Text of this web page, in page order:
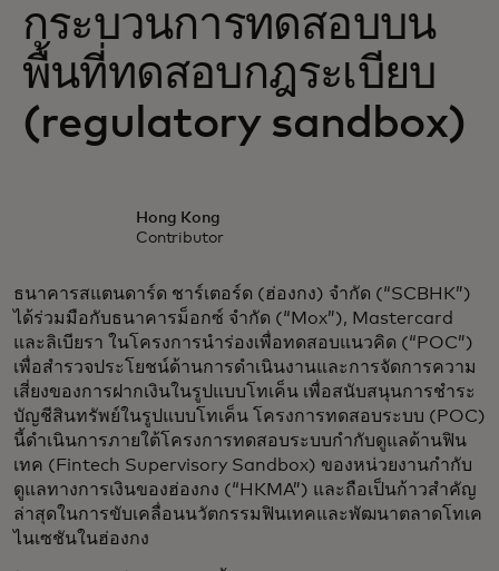
กระบวนการทดสอบบน
พื้นที่ทดสอบกฎระเบียบ
(regulatory sandbox)
Hong Kong
Contributor
ธนาคารสแตนดาร์ด ชาร์เตอร์ด (ฮ่องกง) จำกัด (“SCBHK”)
ได้ร่วมมือกับธนาคารม็อกซ์ จำกัด (“Mox”), Mastercard
และลิเบียรา ในโครงการนำร่องเพื่อทดสอบแนวคิด (“POC”)
เพื่อสำรวจประโยชน์ด้านการดำเนินงานและการจัดการความ
เสี่ยงของการฝากเงินในรูปแบบโทเค็น เพื่อสนับสนุนการชำระ
บัญชีสินทรัพย์ในรูปแบบโทเค็น โครงการทดสอบระบบ (POC)
นี้ดำเนินการภายใต้โครงการทดสอบระบบกำกับดูแลด้านฟิน
เทค (Fintech Supervisory Sandbox) ของหน่วยงานกำกับ
ดูแลทางการเงินของฮ่องกง (“HKMA”) และถือเป็นก้าวสำคัญ
ล่าสุดในการขับเคลื่อนนวัตกรรมฟินเทคและพัฒนาตลาดโทเค
ไนเซชันในฮ่องกง